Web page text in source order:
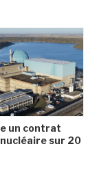
un contrat
sur 20